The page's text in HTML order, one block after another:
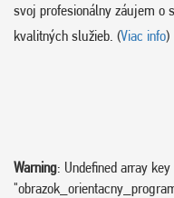
svoj profesionálny záujem o
kvalitných služieb. (Viac info)
Warning: Undefined array key